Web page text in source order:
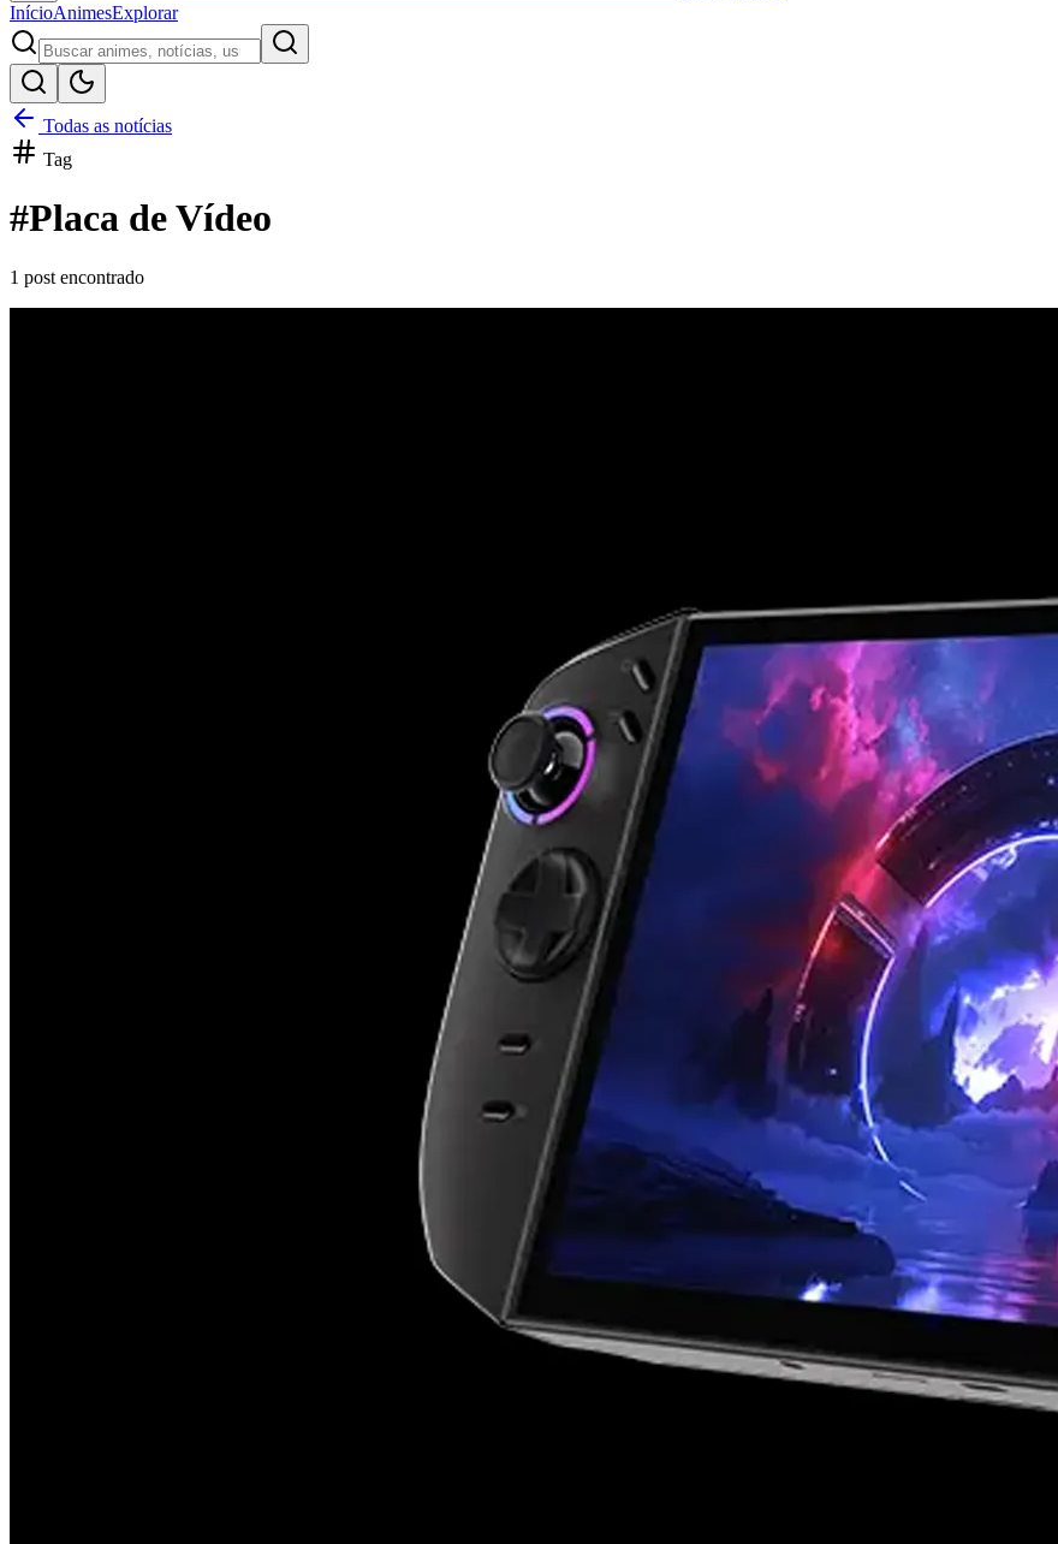
InícioAnimesExplorar
Todas as notícias
Tag
#Placa de Vídeo
1 post encontrado